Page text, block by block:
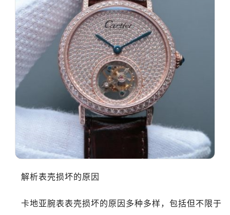
解析表壳损坏的原因
卡地亚腕表表壳损坏的原因多种多样，包括但不限于